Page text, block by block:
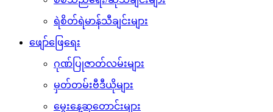
ရဲစိတ်ရဲမာန်သီချင်းများ
ဖျော်ဖြေရေး
ဂုဏ်ပြုဇာတ်လမ်းများ
မှတ်တမ်းဗီဒီယိုများ
မွေးနေ့ဆုတောင်းများ